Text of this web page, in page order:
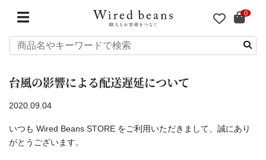
☰ 0
台風の影響による配送遅延について
2020.09.04
いつも Wired Beans STORE をご利用いただきまして、誠にあり
がとうございます。